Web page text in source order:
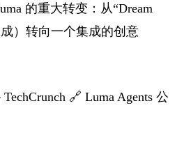
的重大转变：从“Dream
）转向一个集成的创意
🔗 Luma Agents 公